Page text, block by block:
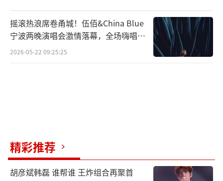
摇滚热浪席卷甬城！伍佰&China Blue
宁波两晚演唱会激情落幕，全场嗨唱氛
围炸裂
2026-05-22 09:25:25
精彩推荐
胡彦斌韩磊 谁帮谁 王炸组合再聚首